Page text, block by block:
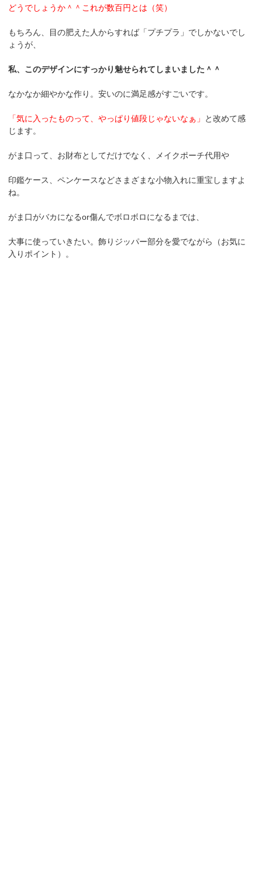
どうでしょうか＾＾これが数百円とは（笑）
もちろん、目の肥えた人からすれば「プチプラ」でしかないでし
ょうが、
私、このデザインにすっかり魅せられてしまいました＾＾
なかなか細やかな作り。安いのに満足感がすごいです。
「気に入ったものって、やっぱり値段じゃないなぁ」 と改めて感
じます。
がま口って、お財布としてだけでなく、メイクポーチ代用や
印鑑ケース、ペンケースなどさまざまな小物入れに重宝しますよ
ね。
がま口がバカになるor傷んでボロボロになるまでは、
大事に使っていきたい。飾りジッパー部分を愛でながら（お気に
入りポイント）。